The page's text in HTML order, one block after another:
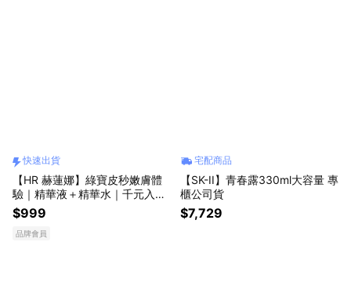
快速出貨
【HR 赫蓮娜】綠寶皮秒嫩膚體
驗｜精華液＋精華水｜千元入手
$999
品牌會員
宅配商品
【SK-II】青春露330ml大容量 專
櫃公司貨
$7,729